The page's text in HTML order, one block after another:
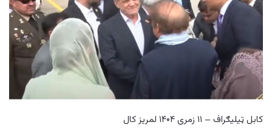
کابل ټیلیګراف – ۱۱ زمری ۱۴۰۴ لمریز کال